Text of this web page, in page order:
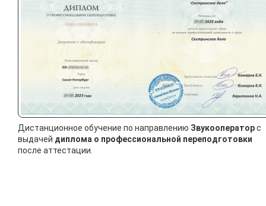
Дистанционное обучение по направлению Звукооператорс
выдачей диплома о профессиональной переподготовки
после аттестации.